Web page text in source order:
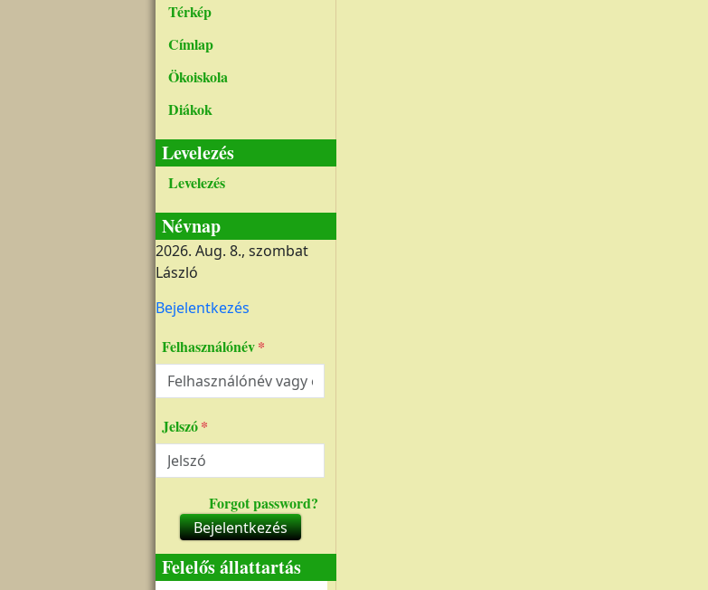
Térkép
Címlap
Ökoiskola
Diákok
Levelezés
Levelezés
Névnap
2026. Aug. 8., szombat
László
Felhasználói fiók menüje
Bejelentkezés
Felhasználónév
Jelszó
Forgot password?
Bejelentkezés
Felelős állattartás